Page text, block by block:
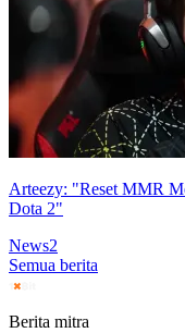
Arteezy: "Reset MMR
Dota 2"
News2
Semua berita
Berita mitra